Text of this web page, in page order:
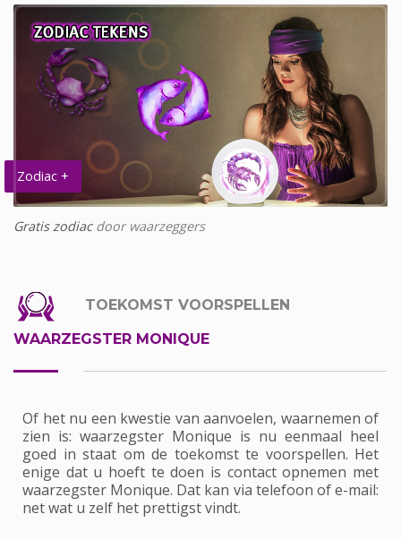
Zodiac +
Gratis zodiacdoor waarzeggers
TOEKOMST VOORSPELLEN
WAARZEGSTER MONIQUE
Of het nu een kwestie van aanvoelen, waarnemen of
zien is: waarzegster Monique is nu eenmaal heel
goed in staat om de toekomst te voorspellen. Het
enige dat u hoeft te doen is contact opnemen met
waarzegster Monique. Dat kan via telefoon of e-mail:
net wat u zelf het prettigst vindt.